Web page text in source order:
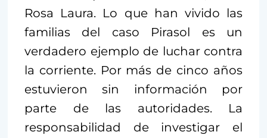
Rosa Laura. Lo que han vivido las
familias del caso Pirasol es un
verdadero ejemplo de luchar contra
la corriente. Por más de cinco años
estuvieron sin información por
parte de las autoridades. La
responsabilidad de investigar el